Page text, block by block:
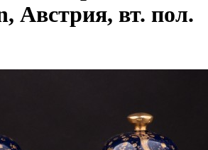
Австрия, вт. пол.